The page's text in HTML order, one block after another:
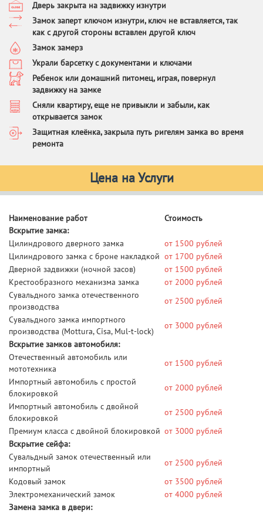
Дверь закрыта на задвижку изнутри
Замок заперт ключом изнутри, ключ не вставляется, так
как с другой стороны вставлен другой ключ
Замок замерз
Украли барсетку с документами и ключами
Ребенок или домашний питомец, играя, повернул
задвижку на замке
Сняли квартиру, еще не привыкли и забыли, как
открывается замок
Защитная клеёнка, закрыла путь ригелям замка во время
ремонта
Цена на Услуги
Наименование работ
Стоимость
Вскрытие замка:
Цилиндрового дверного замка
от 1500 рублей
Цилиндрового замка с броне накладкой от 1700 рублей
Дверной задвижки (ночной засов)
от 1500 рублей
Крестообразного механизма замка
от 2000 рублей
Сувальдного замка отечественного
производства
от 2500 рублей
Сувальдного замка импортного
производства (Mottura, Cisa, Mul-t-lock)
от 3000 рублей
Вскрытие замков автомобиля:
Отечественный автомобиль или
мототехника
от 1500 рублей
Импортный автомобиль с простой
блокировкой
от 2000 рублей
Импортный автомобиль с двойной
блокировкой
от 2500 рублей
Премиум класса с двойной блокировкой от 3000 рублей
Вскрытие сейфа:
Сувальдный замок отечественный или
импортный
от 2500 рублей
Кодовый замок
от 3500 рублей
Электромеханический замок
от 4000 рублей
Замена замка в двери: